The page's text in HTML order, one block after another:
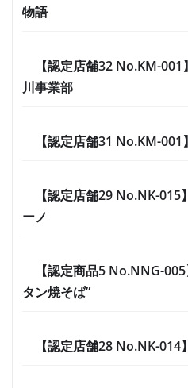
物語
【認定店舗32 No.KM-
川事業部
【認定店舗31 No.KM-
【認定店舗29 No.NK-
ーノ
【認定商品5 No.NNG-
タン焼そば”
【認定店舗28 No.NK-014